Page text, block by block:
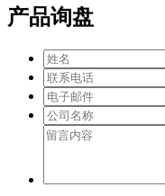
产品询盘